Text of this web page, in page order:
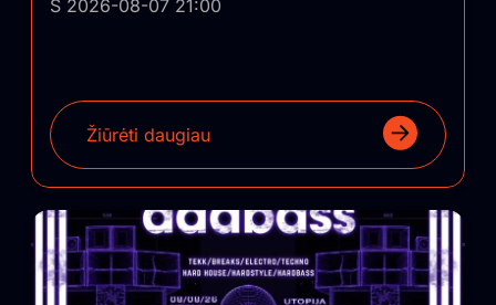
Š 2026-08-07 21:00
Žiūrėti daugiau